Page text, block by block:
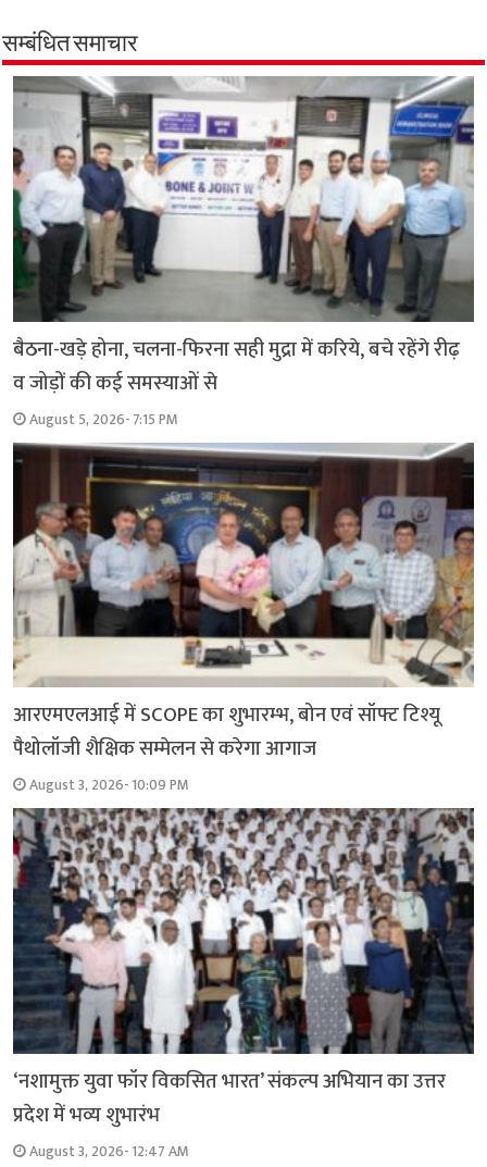
सम्बंधित समाचार
बैठना-खड़े होना, चलना-फिरना सही मुद्रा में करिये, बचे रहेंगे रीढ़
व जोड़ों की कई समस्याओं से
August 5, 2026- 7:15 PM
आरएमएलआई में SCOPE का शुभारम्भ, बोन एवं सॉफ्ट टिश्यू
पैथोलॉजी शैक्षिक सम्मेलन से करेगा आगाज
August 3, 2026- 10:09 PM
‘नशामुक्त युवा फॉर विकसित भारत’ संकल्प अभियान का उत्तर
प्रदेश में भव्य शुभारंभ
August 3, 2026- 12:47 AM